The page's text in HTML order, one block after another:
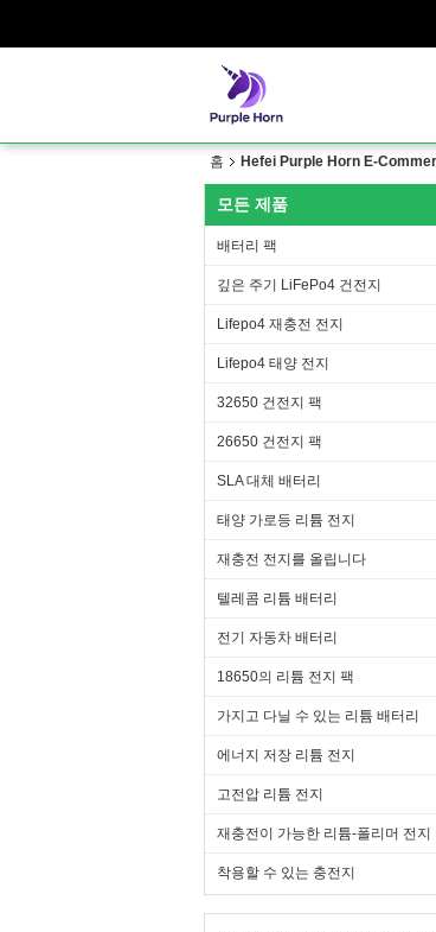
홈 Hefei Purple Horn E-
모든 제품
배터리 팩
깊은 주기 LiFePo4 건전지
Lifepo4 재충전 전지
Lifepo4 태양 전지
32650 건전지 팩
26650 건전지 팩
SLA 대체 배터리
태양 가로등 리튬 전지
재충전 전지를 올립니다
텔레콤 리튬 배터리
전기 자동차 배터리
18650의 리튬 전지 팩
가지고 다닐 수 있는 리튬 배터리
에너지 저장 리튬 전지
고전압 리튬 전지
재충전이 가능한 리튬-폴리머 전지
착용할 수 있는 충전지